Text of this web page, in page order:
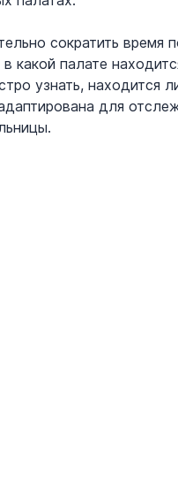
сократить
какой палате
узнать, находится
для